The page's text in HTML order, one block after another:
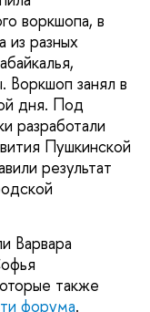
воркшопа, в
из разных
занял в
дня. Под
разработали
Пушкинской
результат
Варвара
также
форума.